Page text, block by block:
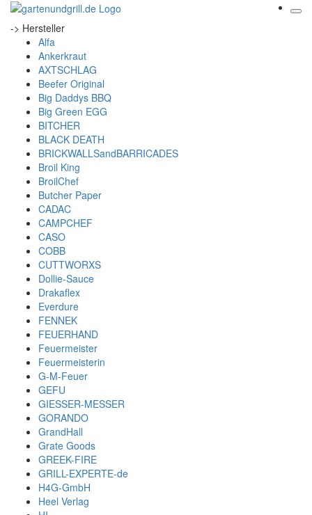
-> Hersteller
Alfa
Ankerkraut
AXTSCHLAG
Beefer Original
Big Daddys BBQ
Big Green EGG
BITCHER
BLACK DEATH
BRICKWALLSandBARRICADES
Broil King
BroilChef
Butcher Paper
CADAC
CAMPCHEF
CASO
COBB
CUTTWORXS
Dollie-Sauce
Drakaflex
Everdure
FENNEK
FEUERHAND
Feuermeister
Feuermeisterin
G-M-Feuer
GEFU
GIESSER-MESSER
GORANDO
GrandHall
Grate Goods
GREEK-FIRE
GRILL-EXPERTE-de
H4G-GmbH
Heel Verlag